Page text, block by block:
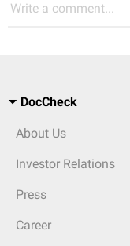
Write a comment...
DocCheck
About Us
Investor Relations
Press
Career